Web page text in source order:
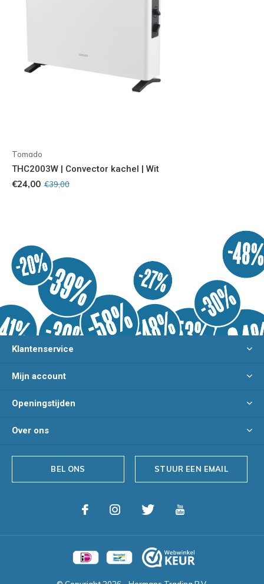
Tomado
THC2003W | Convector kachel | Wit
€24,00 €39,00
Klantenservice
Mijn account
Openingstijden
Over ons
BEL ONS STUUR EEN EMAIL
© Copyright 2026 - Hermans Trading B.V.